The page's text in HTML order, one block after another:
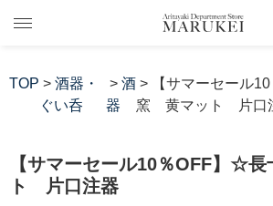
TOP > 酒器・
ぐい呑
> 酒
器
> 【サマーセール
窯 黄マット 片口
【サマーセール10％OFF】☆
ト 片口注器